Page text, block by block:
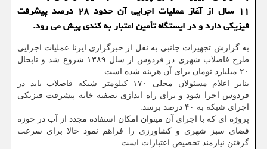
۱۱ سال از آغاز عملیات اجرایی آن حدود ۲۸ درصد پیشرفت
فیزیکی دارد و در ایستگاه تأمین اعتبار به کندی پیش می رود.
به گزارش تجهیزات جانبی به نقل از خبرگزاری ایرنا عملیات اجرایی
طرح فاضلاب شهری در فردوس از سال ۱۳۸۹ شروع شد و تابحال
۲۰ میلیارد تومان برای آن هزینه شده است.
بنابر اعلام مسئولان محلی ۱۷۰ کیلومتر شبکه فاضلاب باید در
فردوس اجرا شود و برای راه اندازی تصفیه خانه پیشرفت فیزیکی
اجرای شبکه به ۴۰ درصد برسد.
پروژه ای که با اجرای آن میتوان امکان استفاده مجدد از آب در حوزه
فضای سبز شهری و کشاورزی را فراهم نمود حالا برای سرعت
گرفتن نیازمند تخصیص اعتبارات است.